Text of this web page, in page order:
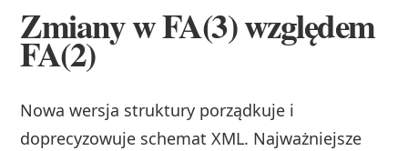
Zmiany w FA(3) względem
FA(2)
Nowa wersja struktury porządkuje i
doprecyzowuje schemat XML. Najważniejsze